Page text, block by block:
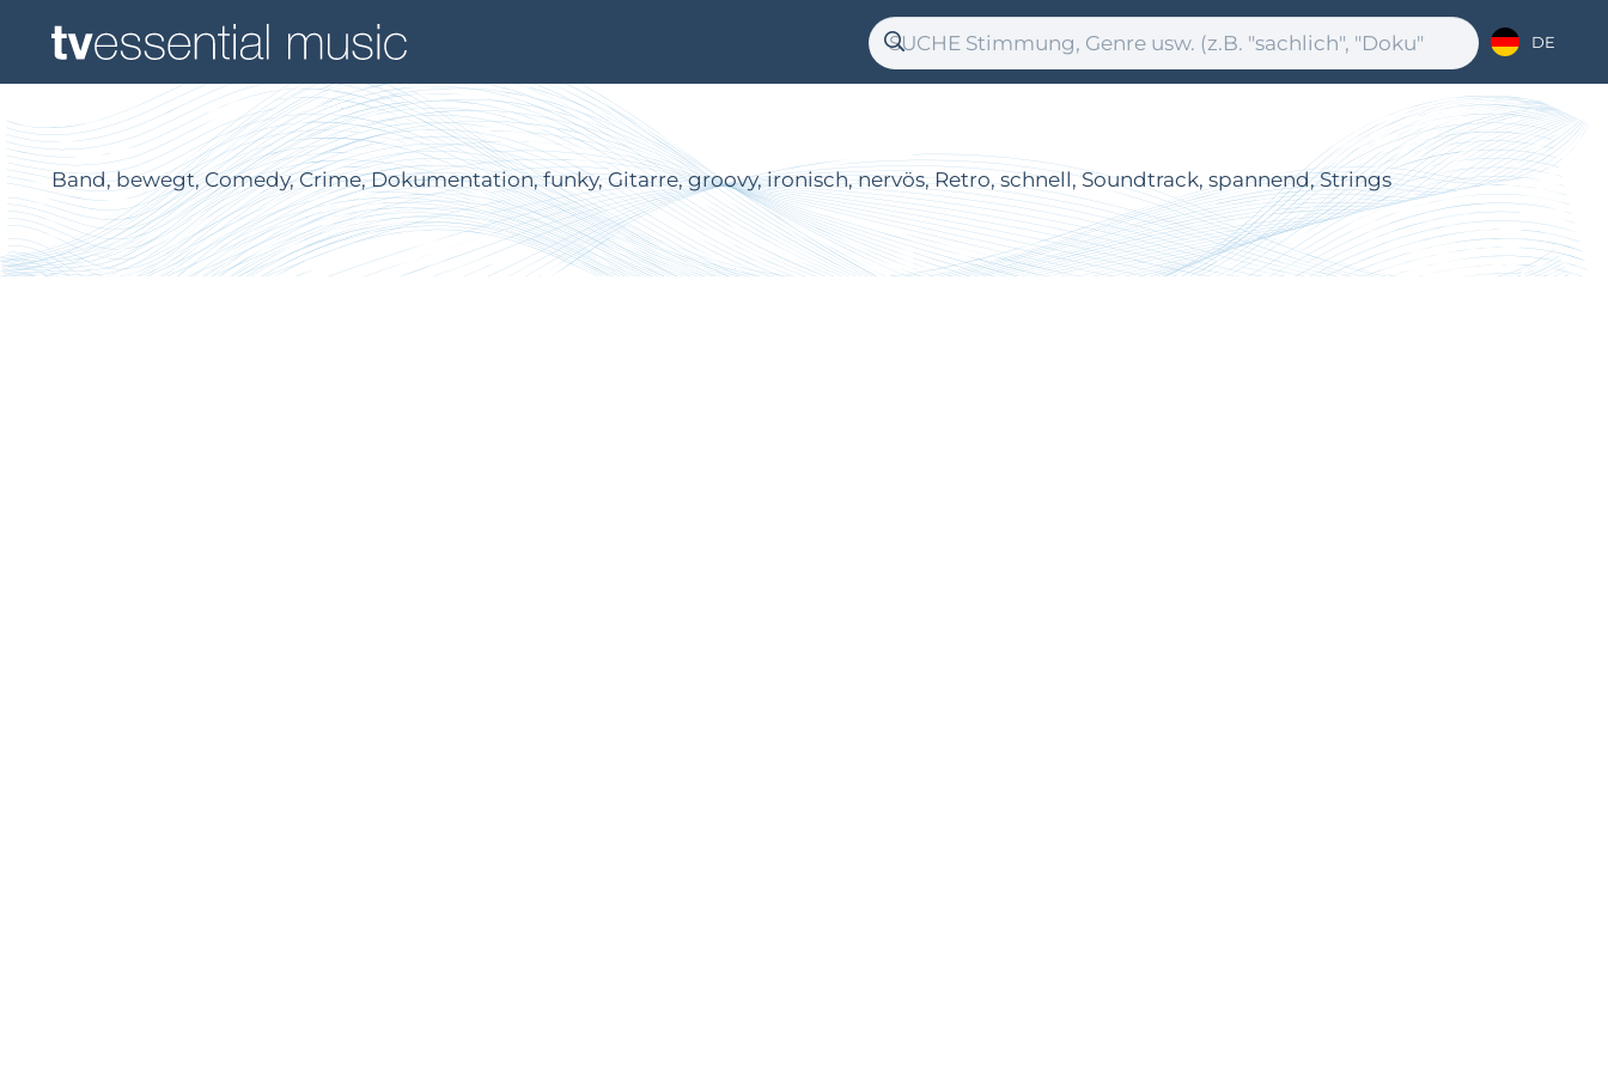
DE
Band, bewegt, Comedy, Crime, Dokumentation, funky, Gitarre, groovy, ironisch, nervös, Retro, schnell, Soundtrack, spannend, Strings